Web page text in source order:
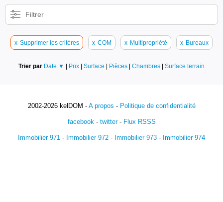
Filtrer
x Supprimer les critères x COM x Multipropriété x Bureaux
Trier par Date ▼ | Prix | Surface | Pièces | Chambres | Surface terrain
2002-2026 kelDOM - A propos - Politique de confidentialité
facebook- twitter- Flux RSSS
Immobilier 971 - Immobilier 972 - Immobilier 973 - Immobilier 974